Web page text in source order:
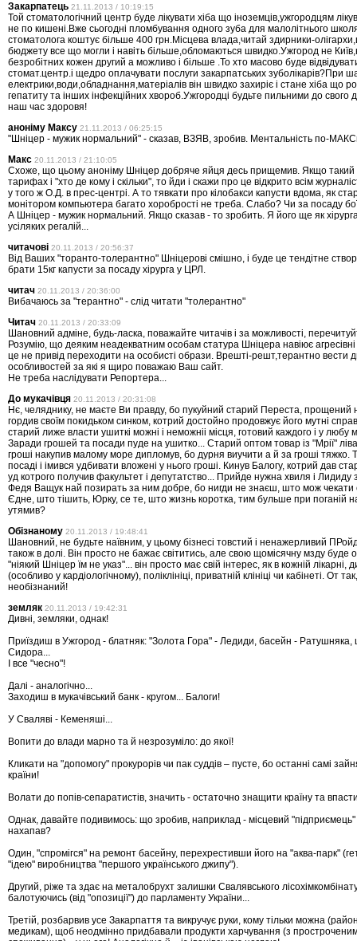
Закарпатець 21.11.2013 / 10:19:15
Той стоматологічний центр буде лікувати хіба що іноземців,ужгородцям
не по кишені.Вже сьогодні пломбування одного зуба для малолітнього
стоматолога коштує більше 400 грн.Місцева влада,читай здирники-
бюджету все що могли і навіть більше,обломаються швидко.Ужгород не
безробітних кожен другий а можливо і більше .То хто масово буде
стомат.центр.і щедро оплачувати послуги закарпатських зуболікарів?При
електрики,води,обладнання,матеріалів він швидко захиріє і стане хіба що
гепатиту та інших інфекційних хвороб.Ужгородці будьте пильними до свого
наш час здоровя!
аноніму Максу 21.11.2013 / 06:25:15
"Шніцер - мужик нормальний" - сказав, ВЗЯВ, зробив. Ментальність по-
Макс 20.11.2013 / 21:10:05
Схоже, що цьому аноніму Шніцер добряче яйця десь прищемив. Якщо такий
тарифах і "хто де кому і скільки", то йди і скажи про це відкрито всім
у того ж О.Д. в прес-центрі. А то тявкати про кілобакси капусти вдома, як
монітором компьютера багато хоробрості не треба. Слабо? Чи за посаду
А Шніцер - мужик нормальний. Якщо сказав - то зробить. Я його ще як
усіляких регалій...
читачові 20.11.2013 / 20:56:37
Від Ваших "торанто-толерантно" Шніцерові смішно, і буде це тендітне
брати 15кг капусти за посаду хірурга у ЦРЛ.
читач 20.11.2013 / 20:36:00
Вибачаюсь за "терантно" - слід читати "толерантно"
Читач 20.11.2013 / 20:33:09
Шановний адміне, будь-ласка, поважайте читачів і за можливості,
Розумію, що деяким неадекватним особам статура Шніцера навіює
це не привід переходити на особисті образи. Врешті-решт,терантно вести
особливостей за які я щиро поважаю Ваш сайт.
Не треба наслідувати Репортера...
До мукачівця 20.11.2013 / 20:31:08
Нє, челяднику, не маєте Ви правду, бо пукуйний старий Переста, прощений
гордив своїм покидьком синком, котрий достойно продовжує його мутні
старий лиже власти ушиткі можні і неможніі місця, готовий каждого і у любу
Заради грошей та посади пуде на ушитко... Старий оптом товар із "Мрії"
гроші накупив малому море дипломув, бо дурня виучити а й за гроші тяжко.
посаді і імився удбивати вложені у нього гроші. Кинув Балогу, котрий дав
уд котрого получив факультет і депутатство... Прийде нужна хвиля і Лидиду
Федя Ващук най позирать за ним добре, бо нигди не знаєш, што мож чекати
Єдне, што тішить, Юрку, се те, што жизнь коротка, тим бульше при поганій
утямив?
Обізнаному 20.11.2013 / 19:48:41
Шановний, не будьте наївним, у цьому бізнесі товстий і ненажерливий
також в долі. Він просто не бажає світитись, але свою щомісячну мзду буде
"ніякий Шніцер їм не указ"... він просто має свій інтерес, як в кожній лікарні,
(особливо у кардіологічному), поліклініці, приватній клініці чи кабінеті. От
необізнаний!
земляк 20.11.2013 / 19:42:31
Дивні, земляки, однак!
Приїздиш в Ужгород - блатняк: "Золота Гора" - Ледиди, басейн - Ратушняка,
Сидора...
І все "чесно"!
Далі - аналогічно...
Заходиш в мукачівський банк - кругом... Балоги!
У Сваляві - Кеменяші...
Вопити до влади марно та й незрозуміло: до якої!
Кликати на "допомогу" прокурорів чи пак суддів – пусте, бо останні самі
країни!
Волати до попів-сепаратистів, значить - остаточно знащити країну та
Однак, давайте подивимось: що зробив, наприклад - місцевий "підприємець"
нахапав?
Один, "спромігся" на ремонт басейну, перехрестивши його на "аква-парк"
"ідею" виробництва "першого українського джипу").
Другий, ріже та здає на металобрухт залишки Свалявського
балотуючись (від "опозиції") до парламенту України...
Третій, розбарвив усе Закарпаття та викручує руки, кому тільки можна
медикам), щоб неодмінно придбавали продукти харчування (з